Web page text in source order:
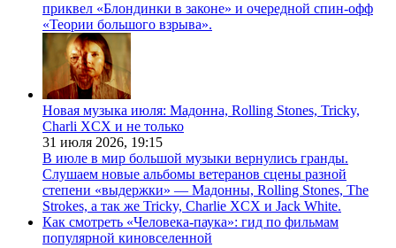
приквел «Блондинки в законе» и очередной спин-офф
«Теории большого взрыва».
Новая музыка июля: Мадонна, Rolling Stones, Tricky,
Charli XCX и не только
31 июля 2026, 19:15
В июле в мир большой музыки вернулись гранды.
Слушаем новые альбомы ветеранов сцены разной
степени «выдержки» — Мадонны, Rolling Stones, The
Strokes, а так же Tricky, Charlie XCX и Jack White.
Как смотреть «Человека-паука»: гид по фильмам
популярной киновселенной